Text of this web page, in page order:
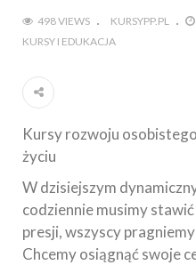
498 VIEWS KURSYPP.PL
KURSY I EDUKACJA
Kursy rozwoju
życiu
W dzisiejszym
codziennie musimy
presji, wszyscy
Chcemy osiągnąć swoje